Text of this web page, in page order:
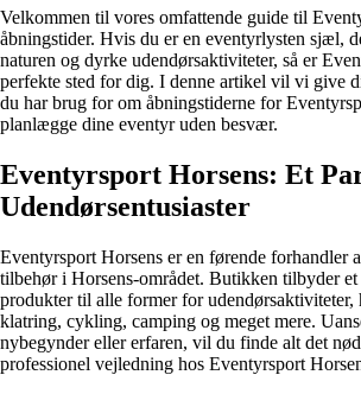
Velkommen til vores omfattende guide til
åbningstider. Hvis du er en eventyrlysten sjæl,
naturen og dyrke udendørsaktiviteter, så er
perfekte sted for dig. I denne artikel vil vi give
du har brug for om åbningstiderne for
planlægge dine eventyr uden besvær.
Eventyrsport Horsens: Et
Udendørsentusiaster
Eventyrsport Horsens er en førende forhandler
tilbehør i Horsens-området. Butikken tilbyder
produkter til alle former for udendørsaktiviteter,
klatring, cykling, camping og meget mere.
nybegynder eller erfaren, vil du finde alt det
professionel vejledning hos Eventyrsport